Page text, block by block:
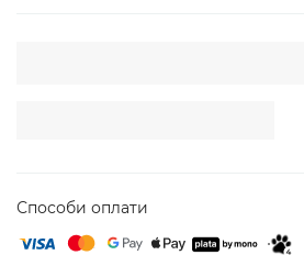
Способи оплати